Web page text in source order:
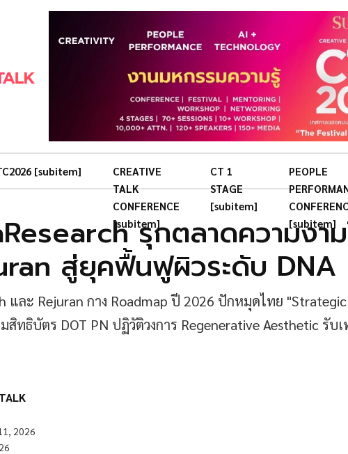
[subitem]
CREATIVE
TALK
CONFERENCE
[subitem]
CT 1
STAGE
[subitem]
PEOPLE
[subitem]
รุกตลาดความงา
สู่ยุคฟื้นฟูผิวระดับ DNA
และ Rejuran กาง Roadmap ปี 2026 ปักหมุดไทย
มสิทธิบัตร DOT PN ปฏิวัติวงการ Regenerative Aesthetic รับ
2026